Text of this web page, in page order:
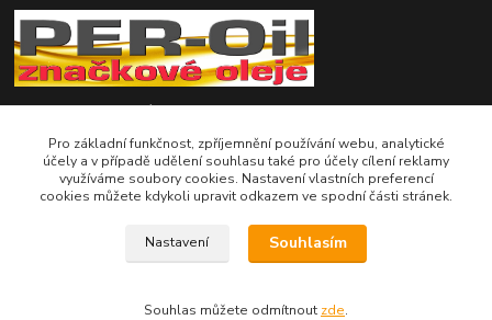
Telefon pro technické dotazy: 775 113 255
Telefon do našeho obchodu : 774 993 479
info@znackoveoleje.cz
Pro základní funkčnost, zpříjemnění používání webu, analytické
účely a v případě udělení souhlasu také pro účely cílení reklamy
využíváme soubory cookies. Nastavení vlastních preferencí
cookies můžete kdykoli upravit odkazem ve spodní části stránek.
Nastavení Souhlasím
Souhlas můžete odmítnout zde.